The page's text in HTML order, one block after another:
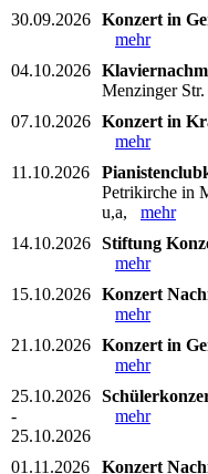
30.09.2026 Konzert in
mehr
04.10.2026
Menzinger
07.10.2026 Konzert in
mehr
11.10.2026
Petrikirche in
u,a, mehr
14.10.2026 Stiftung
mehr
15.10.2026 Konzert
mehr
21.10.2026 Konzert in
mehr
25.10.2026
-
25.10.2026
mehr
01.11.2026
Konzert